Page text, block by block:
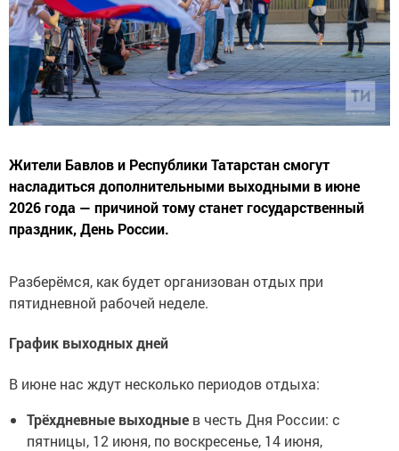
Жители Бавлов и Республики Татарстан смогут
насладиться дополнительными выходными в июне
2026 года — причиной тому станет государственный
праздник, День России.
Разберёмся, как будет организован отдых при
пятидневной рабочей неделе.
График выходных дней
В июне нас ждут несколько периодов отдыха:
Трёхдневные выходные в честь Дня России: с
пятницы, 12 июня, по воскресенье, 14 июня,